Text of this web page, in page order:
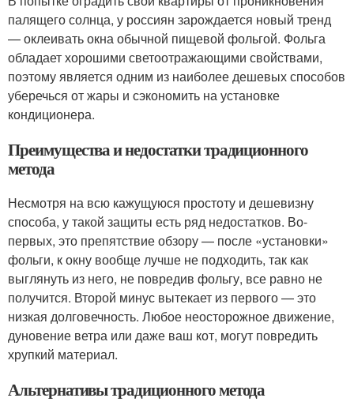
палящего солнца, у россиян зарождается новый тренд
— оклеивать окна обычной пищевой фольгой. Фольга
обладает хорошими светоотражающими свойствами,
поэтому является одним из наиболее дешевых способов
уберечься от жары и сэкономить на установке
кондиционера.
Преимущества и недостатки традиционного
метода
Несмотря на всю кажущуюся простоту и дешевизну
способа, у такой защиты есть ряд недостатков. Во-
первых, это препятствие обзору — после «установки»
фольги, к окну вообще лучше не подходить, так как
выглянуть из него, не повредив фольгу, все равно не
получится. Второй минус вытекает из первого — это
низкая долговечность. Любое неосторожное движение,
дуновение ветра или даже ваш кот, могут повредить
хрупкий материал.
Альтернативы традиционного метода